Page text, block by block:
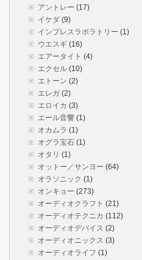
アントレー (17)
イケダ (9)
インプレスラボラトリー (1)
ウエスギ (16)
エアータイト (4)
エクセル (10)
エトーン (2)
エレガ (2)
エロイカ (3)
エール音響 (1)
オカムラ (1)
オグラ宝石 (1)
オタリ (1)
オットー／サンヨー (64)
オラソニック (1)
オンキョー (273)
オーディオクラフト (21)
オーディオテクニカ (112)
オーディオデバイス (2)
オーディオニックス (3)
オーディオライフ (1)